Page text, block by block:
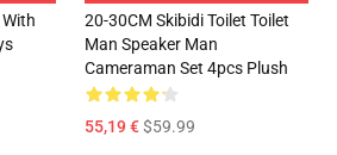
20-30CM Skibidi Toilet Toilet
Man Speaker Man
Cameraman Set 4pcs Plush
55,19 €$59.99